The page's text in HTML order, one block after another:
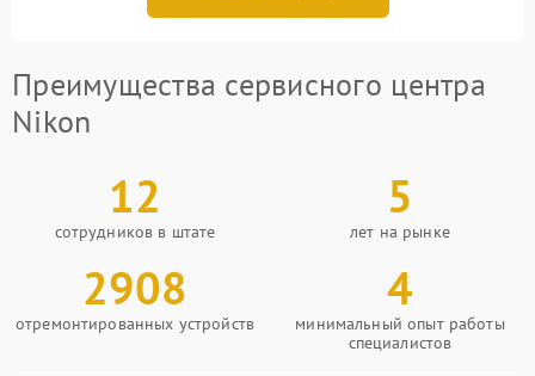
Преимущества сервисного центра
Nikon
12
сотрудников в штате
5
лет на рынке
2908
отремонтированных устройств
4
минимальный опыт работы
специалистов